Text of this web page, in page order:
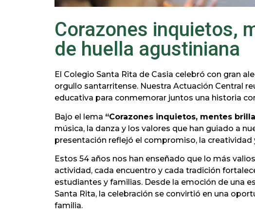
Corazones inquietos,
de huella agustiniana
El Colegio Santa Rita de Casia celebró con gran
orgullo santarritense. Nuestra Actuación Central
educativa para conmemorar juntos una historia
Bajo el lema “Corazones inquietos, mentes
música, la danza y los valores que han guiado a
presentación reflejó el compromiso, la
Estos 54 años nos han enseñado que lo más
actividad, cada encuentro y cada tradición
estudiantes y familias. Desde la emoción de una
Santa Rita, la celebración se convirtió en una
familia.